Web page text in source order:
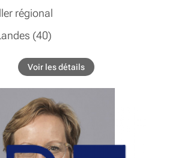
Voir les détails
régional
(40)
délégué au développement des
sportives